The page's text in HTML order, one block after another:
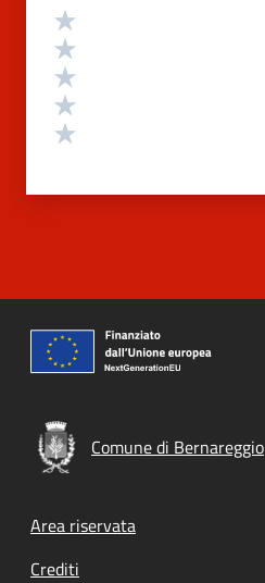
Valutazione
Comune di Bernareggio
Footer menu
Area riservata
Crediti